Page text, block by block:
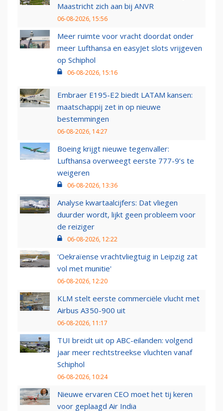
Maastricht zich aan bij ANVR
06-08-2026, 15:56
Meer ruimte voor vracht doordat onder
meer Lufthansa en easyJet slots vrijgeven
op Schiphol
06-08-2026, 15:16
Embraer E195-E2 biedt LATAM kansen:
maatschappij zet in op nieuwe
bestemmingen
06-08-2026, 14:27
Boeing krijgt nieuwe tegenvaller:
Lufthansa overweegt eerste 777-9’s te
weigeren
06-08-2026, 13:36
Analyse kwartaalcijfers: Dat vliegen
duurder wordt, lijkt geen probleem voor
de reiziger
06-08-2026, 12:22
'Oekraïense vrachtvliegtuig in Leipzig zat
vol met munitie'
06-08-2026, 12:20
KLM stelt eerste commerciële vlucht met
Airbus A350-900 uit
06-08-2026, 11:17
TUI breidt uit op ABC-eilanden: volgend
jaar meer rechtstreekse vluchten vanaf
Schiphol
06-08-2026, 10:24
Nieuwe ervaren CEO moet het tij keren
voor geplaagd Air India